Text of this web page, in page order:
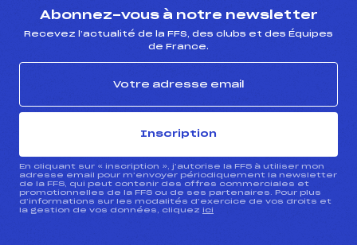
Abonnez-vous à notre newsletter
Recevez l’actualité de la FFS, des clubs et des Équipes
de France.
Inscription
En cliquant sur « inscription », j’autorise la FFS à utiliser mon
adresse email pour m’envoyer périodiquement la newsletter
de la FFS, qui peut contenir des offres commerciales et
promotionnelles de la FFS ou de ses partenaires. Pour plus
d’informations sur les modalités d’exercice de vos droits et
la gestion de vos données, cliquez ici